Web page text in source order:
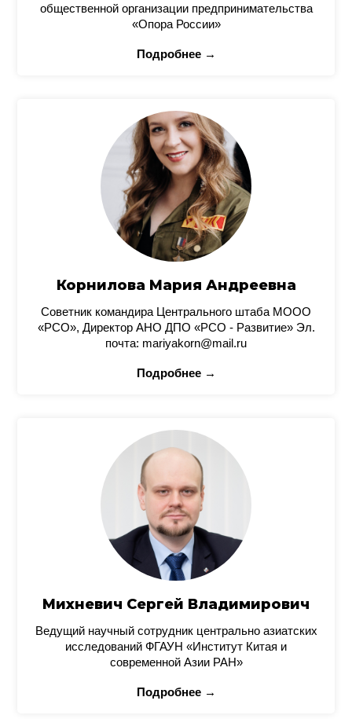
общественной организации предпринимательства
«Опора России»
Подробнее →
Корнилова Мария Андреевна
Советник командира Центрального штаба МООО
«РСО», Директор АНО ДПО «РСО - Развитие» Эл.
почта: mariyakorn@mail.ru
Подробнее →
Михневич Сергей Владимирович
Ведущий научный сотрудник центрально азиатских
исследований ФГАУН «Институт Китая и
современной Азии РАН»
Подробнее →